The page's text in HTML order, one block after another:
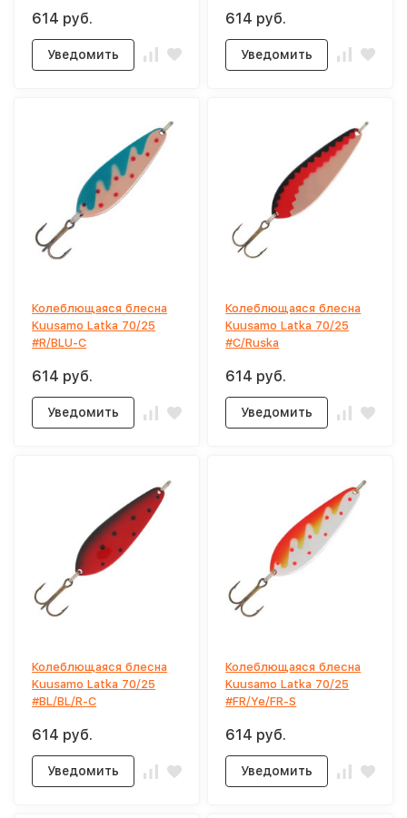
614 руб.
Уведомить
614 руб.
Уведомить
Колеблющаяся блесна
Kuusamo Latka 70/25
#R/BLU-C
614 руб.
Уведомить
Колеблющаяся блесна
Kuusamo Latka 70/25
#C/Ruska
614 руб.
Уведомить
Колеблющаяся блесна
Kuusamo Latka 70/25
#BL/BL/R-C
614 руб.
Уведомить
Колеблющаяся блесна
Kuusamo Latka 70/25
#FR/Ye/FR-S
614 руб.
Уведомить